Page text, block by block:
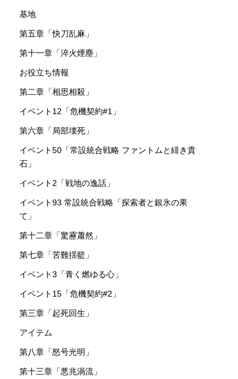
基地
第五章「快刀乱麻」
第十一章「淬火煙塵」
お役立ち情報
第二章「相思相殺」
イベント12「危機契約#1」
第六章「局部壊死」
イベント50「常設統合戦略 ファントムと緋き貴
石」
イベント2「戦地の逸話」
イベント93 常設統合戦略「探索者と銀氷の果
て」
第十二章「驚靂蕭然」
第七章「苦難揺籃」
イベント3「青く燃ゆる心」
イベント15「危機契約#2」
第三章「起死回生」
アイテム
第八章「怒号光明」
第十三章「悪兆渦流」